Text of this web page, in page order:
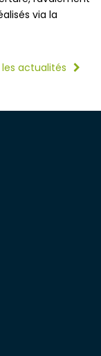
via la
actualités